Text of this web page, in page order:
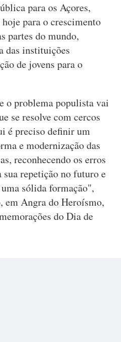
para os Açores,
para o crescimento
partes do mundo,
das instituições
de jovens para o
o problema populista vai
se resolve com cercos
é preciso definir um
e modernização das
reconhecendo os erros
sua repetição no futuro e
sólida formação",
em Angra do Heroísmo,
do Dia de